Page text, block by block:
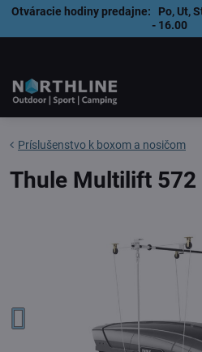
Otváracie hodiny predajne: Po, Ut,
-
Príslušenstvo k boxom a nosičom
Thule Multilift 572